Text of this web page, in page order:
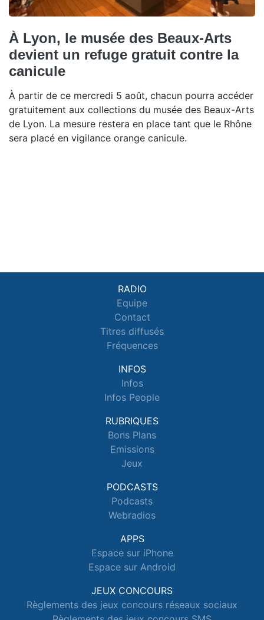
À Lyon, le musée des Beaux-Arts
devient un refuge gratuit contre la
canicule
À partir de ce mercredi 5 août, chacun pourra accéder
gratuitement aux collections du musée des Beaux-Arts
de Lyon. La mesure restera en place tant que le Rhône
sera placé en vigilance orange canicule.
RADIO
Equipe
Contact
Titres diffusés
Fréquences
INFOS
Infos
Infos People
RUBRIQUES
Bons Plans
Emissions
Jeux
PODCASTS
Podcasts
Webradios
APPS
Espace sur iPhone
Espace sur Android
JEUX CONCOURS
Règlements des jeux concours réseaux sociaux